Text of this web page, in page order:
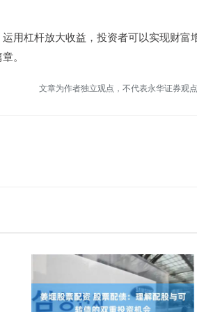
用杠杆放大收益，投资者可以实现财富
。
文章为作者独立观点，不代表永华证券观点